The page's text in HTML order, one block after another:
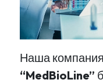
Наша компания
“MedBioLine”